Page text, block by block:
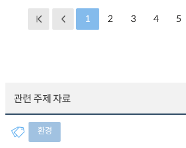
1 2 3 4 5
관련 주제 자료
환경